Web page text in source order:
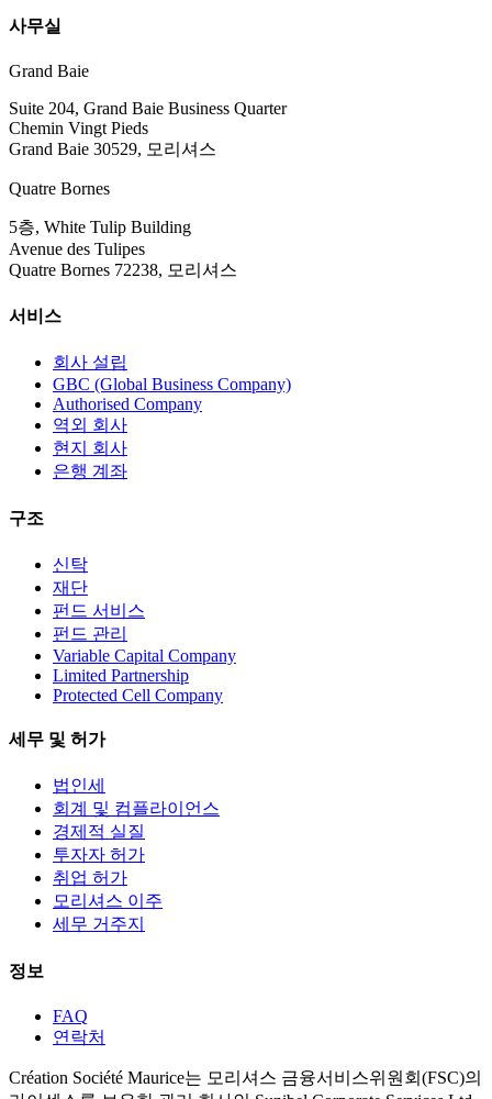
사무실
Grand Baie
Suite 204, Grand Baie Business Quarter
Chemin Vingt Pieds
Grand Baie 30529, 모리셔스
Quatre Bornes
5층, White Tulip Building
Avenue des Tulipes
Quatre Bornes 72238, 모리셔스
서비스
회사 설립
GBC (Global Business Company)
Authorised Company
역외 회사
현지 회사
은행 계좌
구조
신탁
재단
펀드 서비스
펀드 관리
Variable Capital Company
Limited Partnership
Protected Cell Company
세무 및 허가
법인세
회계 및 컴플라이언스
경제적 실질
투자자 허가
취업 허가
모리셔스 이주
세무 거주지
정보
FAQ
연락처
Création Société Maurice는 모리셔스 금융서비스위원회(FSC)의